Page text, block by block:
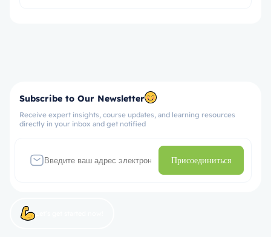
Subscribe to Our Newsletter
Receive expert insights, course updates, and learning resources
directly in your inbox and get notified
Присоединиться